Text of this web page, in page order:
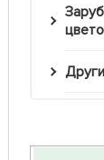
Зарубежные семена